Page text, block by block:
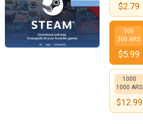
$2.79
300
300 ARS
$5.99
1000
1000 ARS
$12.99